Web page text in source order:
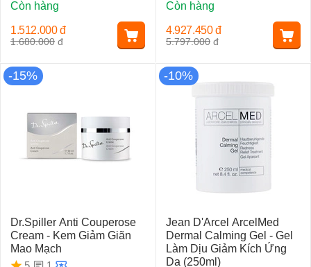
Còn hàng
1.680.000 đ
1.512.000 đ
Còn hàng
5.797.000 đ
4.927.450 đ
-15%
Dr.Spiller Anti Couperose
Cream - Kem Giảm Giãn
Mao Mạch
-10%
Jean D'Arcel ArcelMed
Dermal Calming Gel - Gel
Làm Dịu Giảm Kích Ứng
Da (250ml)